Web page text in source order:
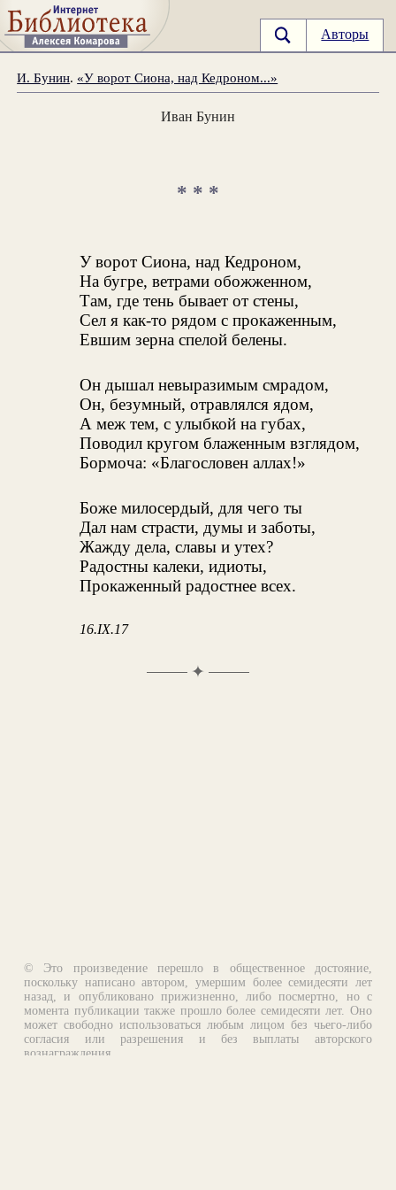
Авторы
И. Бунин. «У ворот Сиона, над Кедроном...»
Иван Бунин
* * *
У ворот Сиона, над Кедроном,
На бугре, ветрами обожженном,
Там, где тень бывает от стены,
Сел я как-то рядом с прокаженным,
Евшим зерна спелой белены.
Он дышал невыразимым смрадом,
Он, безумный, отравлялся ядом,
А меж тем, с улыбкой на губах,
Поводил кругом блаженным взглядом,
Бормоча: «Благословен аллах!»
Боже милосердый, для чего ты
Дал нам страсти, думы и заботы,
Жажду дела, славы и утех?
Радостны калеки, идиоты,
Прокаженный радостнее всех.
16.IX.17
✦
© Это произведение перешло в общественное достояние,
поскольку написано автором, умершим более семидесяти лет
назад, и опубликовано прижизненно, либо посмертно, но с
момента публикации также прошло более семидесяти лет. Оно
может свободно использоваться любым лицом без чьего-либо
согласия или разрешения и без выплаты авторского
вознаграждения.